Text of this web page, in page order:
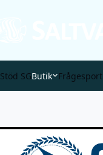
Stöd SGButik Frågesport